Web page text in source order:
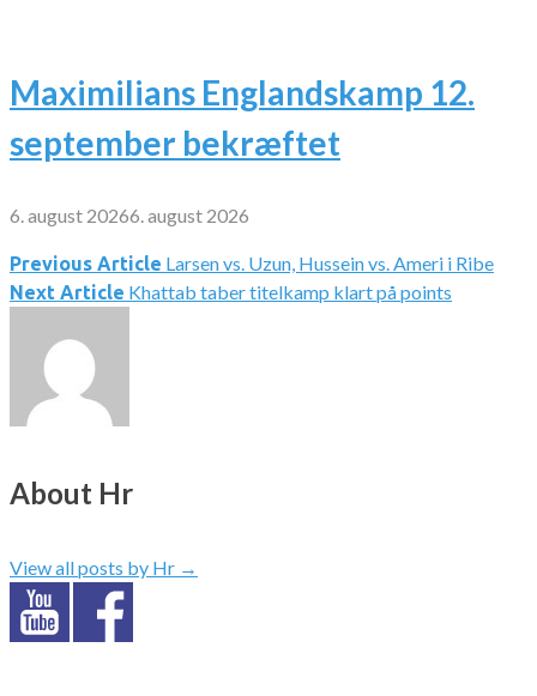
Maximilians Englandskamp 12.
september bekræftet
6. august 20266. august 2026
Indlægsnavigation
Previous Article Larsen vs. Uzun, Hussein vs. Ameri i Ribe
Next Article Khattab taber titelkamp klart på points
About Hr
View all posts by Hr →